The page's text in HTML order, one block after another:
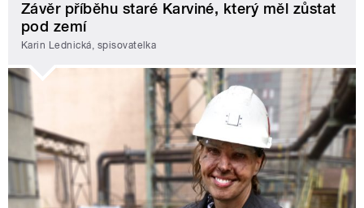
Závěr příběhu staré Karviné, který měl zůstat
pod zemí
Karin Lednická, spisovatelka